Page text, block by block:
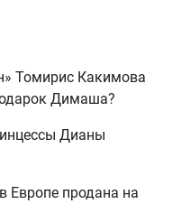
Томирис Какимова
Димаша?
Дианы
Европе продана на